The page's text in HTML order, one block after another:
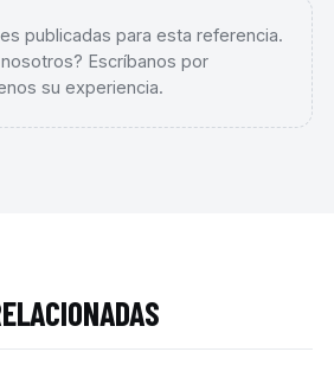
publicadas para esta referencia.
Escríbanos por
su experiencia.